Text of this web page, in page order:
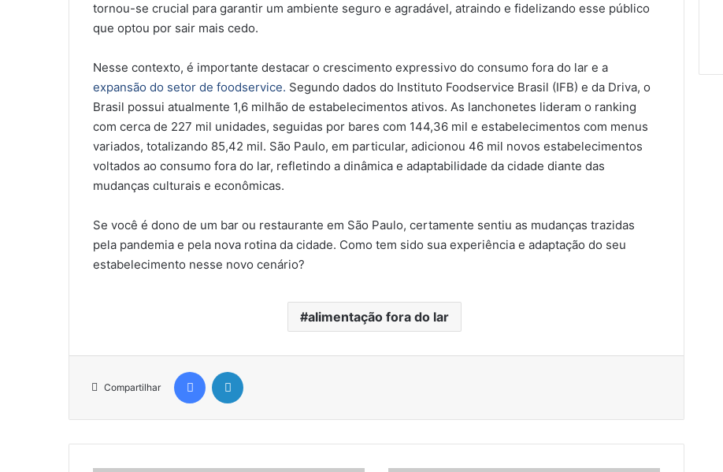
tornou-se crucial para garantir um ambiente seguro e agradável, atraindo e fidelizando esse público
que optou por sair mais cedo.
Nesse contexto, é importante destacar o crescimento expressivo do consumo fora do lar e a
expansão do setor de foodservice. Segundo dados do Instituto Foodservice Brasil (IFB) e da Driva, o
Brasil possui atualmente 1,6 milhão de estabelecimentos ativos. As lanchonetes lideram o ranking
com cerca de 227 mil unidades, seguidas por bares com 144,36 mil e estabelecimentos com menus
variados, totalizando 85,42 mil. São Paulo, em particular, adicionou 46 mil novos estabelecimentos
voltados ao consumo fora do lar, refletindo a dinâmica e adaptabilidade da cidade diante das
mudanças culturais e econômicas.
Se você é dono de um bar ou restaurante em São Paulo, certamente sentiu as mudanças trazidas
pela pandemia e pela nova rotina da cidade. Como tem sido sua experiência e adaptação do seu
estabelecimento nesse novo cenário?
alimentação fora do lar
Compartilhar
Facebook